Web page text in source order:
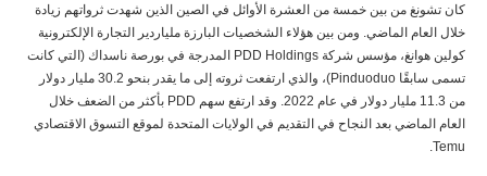
كان تشونغ من بين خمسة من العشرة الأوائل في الصين الذين شهدت ثرواتهم زيادة
خلال العام الماضي. ومن بين هؤلاء الشخصيات البارزة ملياردير التجارة الإلكترونية
كولين هوانغ، مؤسس شركة PDD Holdings المدرجة في بورصة ناسداك (التي كانت
تسمى سابقًا Pinduoduo)، والذي ارتفعت ثروته إلى ما يقدر بنحو 30.2 مليار دولار
من 11.3 مليار دولار في عام 2022. وقد ارتفع سهم PDD بأكثر من الضعف خلال
العام الماضي بعد النجاح في التقديم في الولايات المتحدة لموقع التسوق الاقتصادي
Temu.